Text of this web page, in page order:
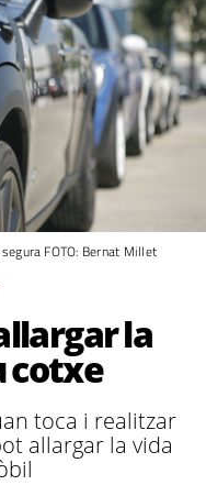
FOTO: Bernat Millet
la
cotxe
toca i realitzar
allargar la vida